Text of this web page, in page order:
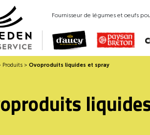
Fournisseur de légumes et oeufs
Produits > Ovoproduits liquides et spray